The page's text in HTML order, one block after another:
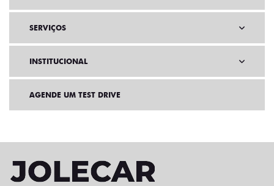
SERVIÇOS
INSTITUCIONAL
AGENDE UM TEST DRIVE